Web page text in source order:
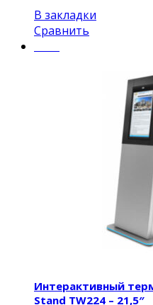
В закладки
Сравнить
Интерактивный
Stand TW224 – 21,5″